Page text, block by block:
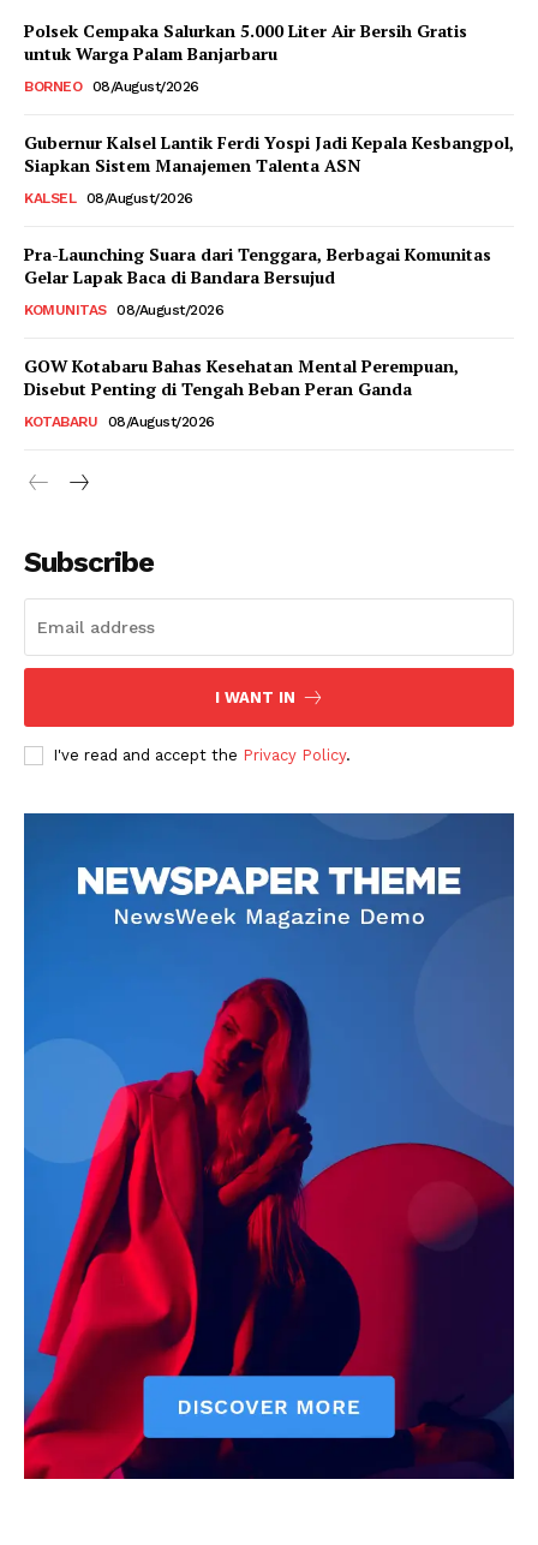
Polsek Cempaka Salurkan 5.000 Liter Air Bersih Gratis
untuk Warga Palam Banjarbaru
BORNEO 08/August/2026
Gubernur Kalsel Lantik Ferdi Yospi Jadi Kepala Kesbangpol,
Siapkan Sistem Manajemen Talenta ASN
KALSEL 08/August/2026
Pra-Launching Suara dari Tenggara, Berbagai Komunitas
Gelar Lapak Baca di Bandara Bersujud
KOMUNITAS 08/August/2026
GOW Kotabaru Bahas Kesehatan Mental Perempuan,
Disebut Penting di Tengah Beban Peran Ganda
KOTABARU 08/August/2026
Subscribe
I WANT IN
I've read and accept the Privacy Policy.